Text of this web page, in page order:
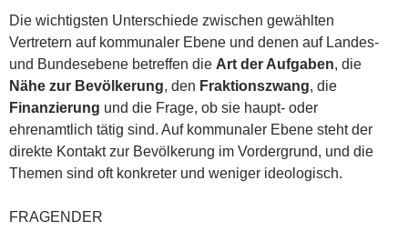
Die wichtigsten Unterschiede zwischen gewählten
Vertretern auf kommunaler Ebene und denen auf Landes-
und Bundesebene betreffen die Art der Aufgaben, die
Nähe zur Bevölkerung, den Fraktionszwang, die
Finanzierung und die Frage, ob sie haupt- oder
ehrenamtlich tätig sind. Auf kommunaler Ebene steht der
direkte Kontakt zur Bevölkerung im Vordergrund, und die
Themen sind oft konkreter und weniger ideologisch.
FRAGENDER